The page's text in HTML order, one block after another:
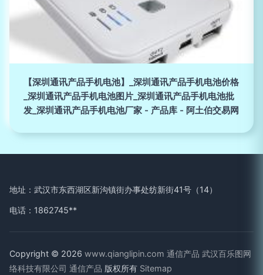
【深圳通讯产品手机电池】_深圳通讯产品手机电池价格
_深圳通讯产品手机电池图片_深圳通讯产品手机电池批
发_深圳通讯产品手机电池厂家 - 产品库 - 阿土伯交易网
地址：武汉市东西湖区新沟镇街办事处纺新街41号（14）
电话：1862745**
Copyright © 2026 www.qianglipin.com 通信产品 武汉百乐图网
络科技有限公司 通信产品 版权所有 Sitemap